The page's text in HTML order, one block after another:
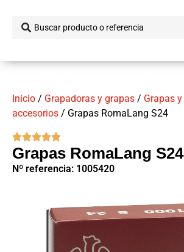
Inicio / Grapadoras y grapas / Grapas y
accesorios / Grapas RomaLang S24
Grapas RomaLang S24
Nº referencia: 1005420